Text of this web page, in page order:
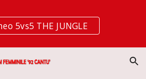
Skip to navigation
5vs5 THE JUNGLE